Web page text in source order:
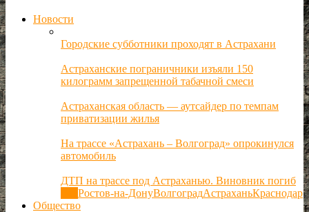
Новости
Городские субботники проходят в Астрахани
Астраханские пограничники изъяли 150
килограмм запрещенной табачной смеси
Астраханская область — аутсайдер по темпам
приватизации жилья
На трассе «Астрахань – Волгоград» опрокинулся
автомобиль
ДТП на трассе под Астраханью. Виновник погиб
Ростов-на-ДонуВолгоградАстраханьКраснодар
Общество